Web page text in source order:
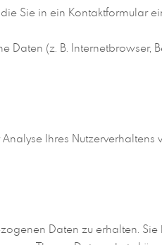
Sie in ein Kontaktformular
Daten (z. B. Internetbrowser,
Ihres Nutzerverhaltens
Daten zu erhalten. Sie